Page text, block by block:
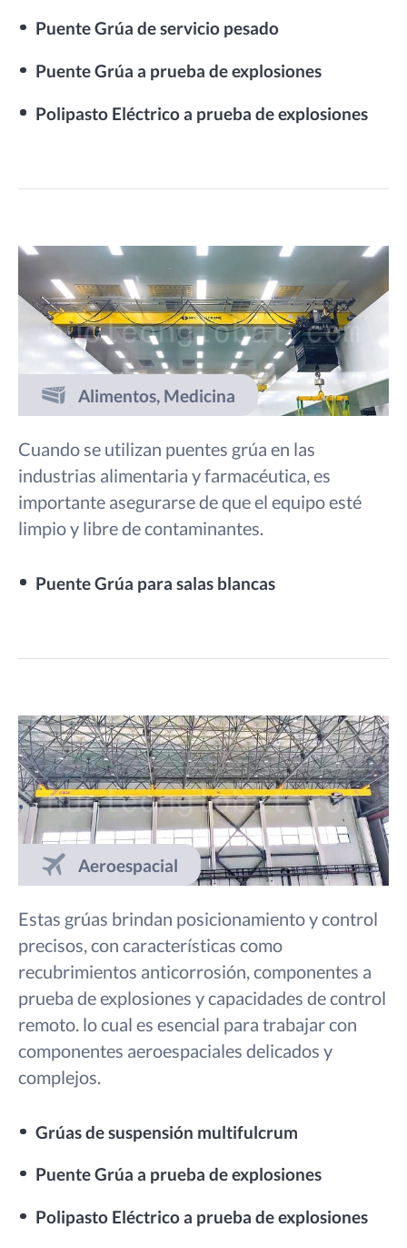
Puente Grúa de servicio pesado
Puente Grúa a prueba de explosiones
Polipasto Eléctrico a prueba de explosiones
Alimentos, Medicina
Cuando se utilizan puentes grúa en las
industrias alimentaria y farmacéutica, es
importante asegurarse de que el equipo esté
limpio y libre de contaminantes.
Puente Grúa para salas blancas
Aeroespacial
Estas grúas brindan posicionamiento y control
precisos, con características como
recubrimientos anticorrosión, componentes a
prueba de explosiones y capacidades de control
remoto. lo cual es esencial para trabajar con
componentes aeroespaciales delicados y
complejos.
Grúas de suspensión multifulcrum
Puente Grúa a prueba de explosiones
Polipasto Eléctrico a prueba de explosiones